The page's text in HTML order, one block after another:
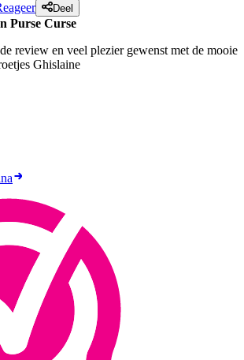
Deel
Purse Curse
review en veel plezier gewenst met de mooie
Ghislaine